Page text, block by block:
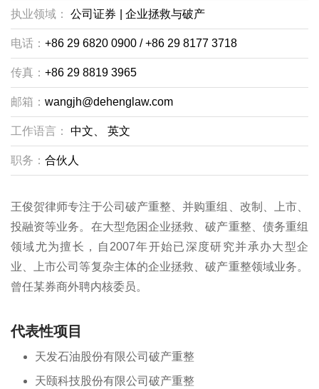
执业领域： 公司证券 企业拯救与破产
电话： +86 29 6820 0900 / +86 29 8177 3718
传真： +86 29 8819 3965
邮箱： wangjh@dehenglaw.com
工作语言： 中文、 英文
职务： 合伙人
王俊贺律师专注于公司破产重整、并购重组、改制、上市、
投融资等业务。在大型危困企业拯救、破产重整、债务重组
领域尤为擅长，自2007年开始已深度研究并承办大型企
业、上市公司等复杂主体的企业拯救、破产重整领域业务。
曾任某券商外聘内核委员。
代表性项目
天发石油股份有限公司破产重整
天颐科技股份有限公司破产重整